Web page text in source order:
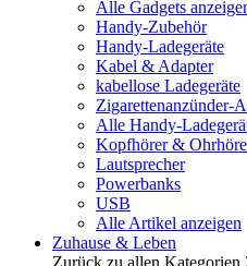
Alle Gadgets
Handy-Zubehör
Handy-Ladegeräte
Kabel & Adapter
kabellose Ladegeräte
Zigarettenanzünder-
Alle Handy-
Kopfhörer &
Lautsprecher
Powerbanks
USB
Alle Artikel anzeigen
Zuhause & Leben
Zurück zu allen Kategorien